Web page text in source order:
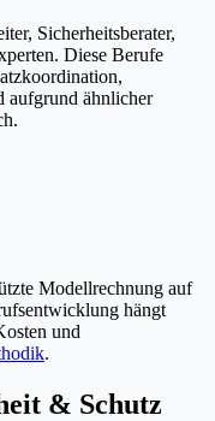
Sicherheitsberater,
Diese Berufe
aufgrund ähnlicher
Modellrechnung auf
hängt
und
.
& Schutz